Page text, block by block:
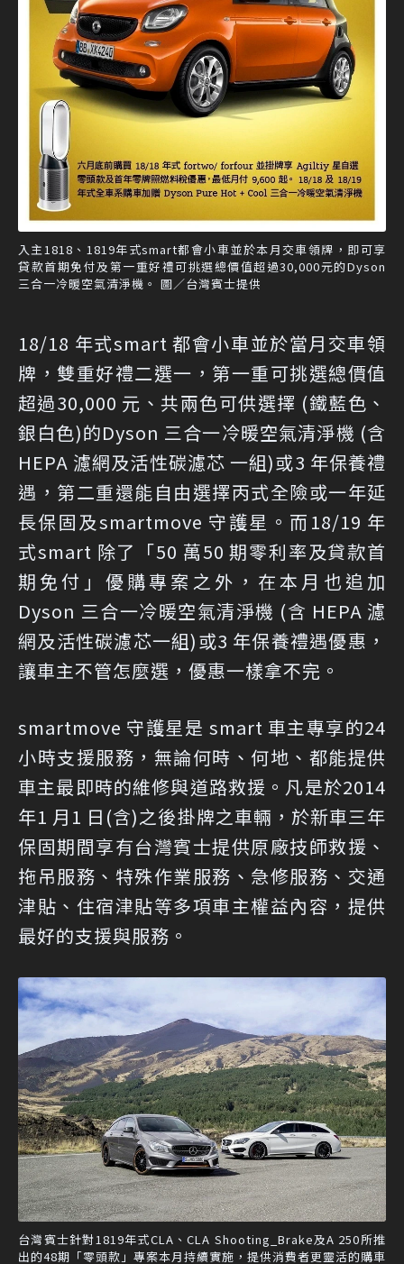
入主1818、1819年式smart都會小車並於本月交車領牌，即可享
貸款首期免付及第一重好禮可挑選總價值超過30,000元的Dyson
三合一冷暖空氣清淨機。 圖／台灣賓士提供
18/18 年式smart 都會小車並於當月交車領
牌，雙重好禮二選一，第一重可挑選總價值
超過30,000 元、共兩色可供選擇 (鐵藍色、
銀白色)的Dyson 三合一冷暖空氣清淨機 (含
HEPA 濾網及活性碳濾芯 一組)或3 年保養禮
遇，第二重還能自由選擇丙式全險或一年延
長保固及smartmove 守護星。而18/19 年
式smart 除了「50 萬50 期零利率及貸款首
期免付」優購專案之外，在本月也追加
Dyson 三合一冷暖空氣清淨機 (含 HEPA 濾
網及活性碳濾芯一組)或3 年保養禮遇優惠，
讓車主不管怎麼選，優惠一樣拿不完。
smartmove 守護星是 smart 車主專享的24
小時支援服務，無論何時、何地、都能提供
車主最即時的維修與道路救援。凡是於2014
年1 月1 日(含)之後掛牌之車輛，於新車三年
保固期間享有台灣賓士提供原廠技師救援、
拖吊服務、特殊作業服務、急修服務、交通
津貼、住宿津貼等多項車主權益內容，提供
最好的支援與服務。
台灣賓士針對1819年式CLA、CLA Shooting_Brake及A 250所推
出的48期「零頭款」專案本月持續實施，提供消費者更靈活的購車